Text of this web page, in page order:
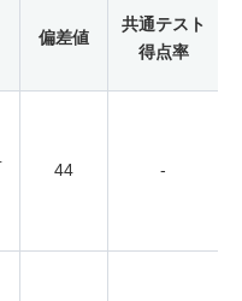
偏差値
共通テスト
得点率
44 -